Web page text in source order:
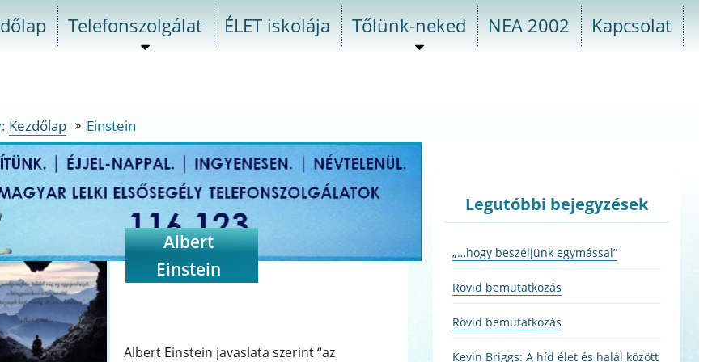
Telefonszolgálat
almenü
ÉLET iskolája Tőlünk-neked
almenü
NEA 2002 Kapcsolat
Kezdőlap Einstein
Einstein
Albert
Einstein
Albert Einstein javaslata szerint “az
Legutóbbi bejegyzések
„…hogy beszéljünk egymással”
Rövid bemutatkozás
Rövid bemutatkozás
Kevin Briggs: A híd élet és halál között